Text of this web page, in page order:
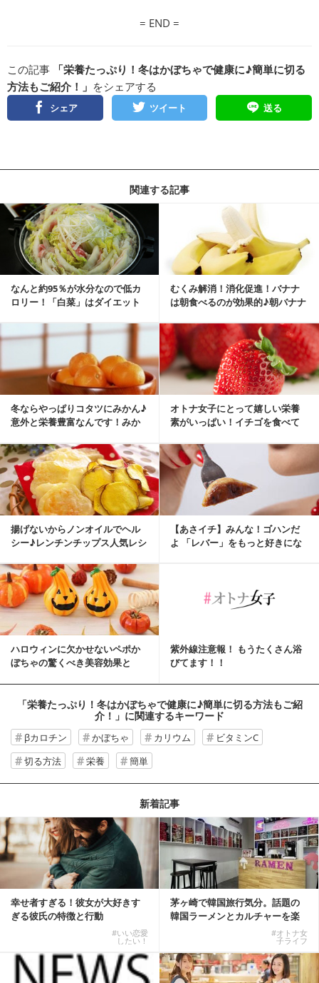
= END =
この記事
「栄養たっぷり！冬はかぼちゃで健康に♪簡単に切る
方法もご紹介！」 をシェアする
シェア ツイート 送る
関連する記事
なんと約95％が水分なので低カ
ロリー！「白菜」はダイエット
むくみ解消！消化促進！バナナ
は朝食べるのが効果的♪朝バナナ
冬ならやっぱりコタツにみかん♪
意外と栄養豊富なんです！みか
オトナ女子にとって嬉しい栄養
素がいっぱい！イチゴを食べて
揚げないからノンオイルでヘル
シー♪レンチンチップス人気レシ
【あさイチ】みんな！ゴハンだ
よ 「レバー」をもっと好きにな
ハロウィンに欠かせないペポか
ぼちゃの驚くべき美容効果と
紫外線注意報！ もうたくさん浴
びてます！！
「栄養たっぷり！冬はかぼちゃで健康に♪簡単に切る方法もご紹
介！」 に関連するキーワード
βカロチン かぼちゃ カリウム
ビタミンC
切る方法
栄養 簡単
新着記事
幸せ者すぎる！彼女が大好きす
ぎる彼氏の特徴と行動
#いい恋愛
したい！
茅ヶ崎で韓国旅行気分。話題の
韓国ラーメンとカルチャーを楽
#オトナ女
子ライフ